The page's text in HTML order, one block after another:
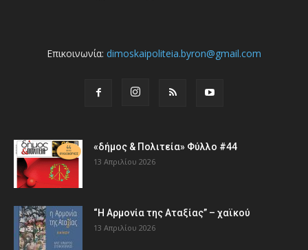
Επικοινωνία: dimoskaipoliteia.byron@gmail.com
«δήμος & Πολιτεία» Φύλλο #44
13 Απριλίου 2026
“Η Αρμονία της Αταξίας” – χαϊκού
13 Απριλίου 2026